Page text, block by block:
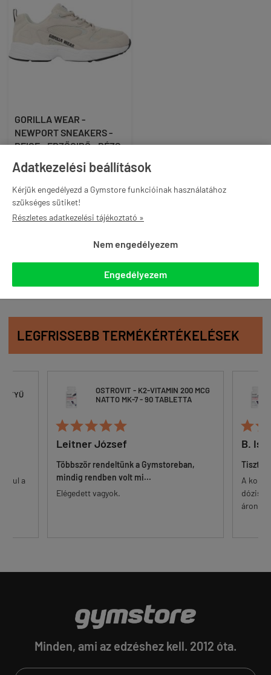
Adatkezelési beállítások
Kérjük engedélyezd a Gymstore funkcióinak használatához
szükséges sütiket!
Részletes adatkezelési tájékoztató »
Nem engedélyezem
Engedélyezem
GORILLA WEAR -
NEWPORT SNEAKERS -
BEIGE - EDZŐCIPŐ - BÉZS
41 990 Ft
akár -12% és ingyenes
szállítás Gymstore PRO
tagként
KOSÁRBA
LEGFRISSEBB TERMÉKÉRTÉKELÉSEK
alul a
OSTROVIT - K2-VITAMIN 200 MCG
NATTO MK-7 - 90 TABLETTA

Leitner József
Többször rendeltünk a Gymstoreban,
mindig rendben volt mi...
Elégedett vagyok.

B.
A
dózisú
áron.
Minden, ami az edzéshez kell. 2012 óta.